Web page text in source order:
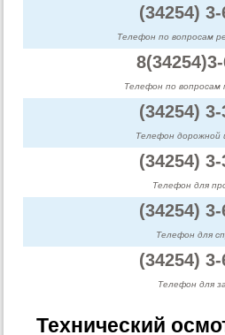
(34254)
Телефон по вопросам
Телефон по вопросам
(34254)
Телефон дорожной
(34254)
Телефон для
(34254)
Телефон для
(34254)
Телефон для
Технический